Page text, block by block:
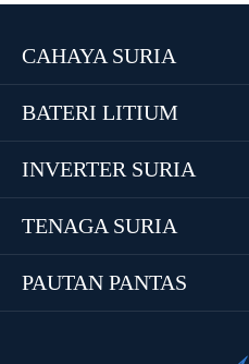
CAHAYA SURIA
BATERI LITIUM
INVERTER SURIA
TENAGA SURIA
PAUTAN PANTAS